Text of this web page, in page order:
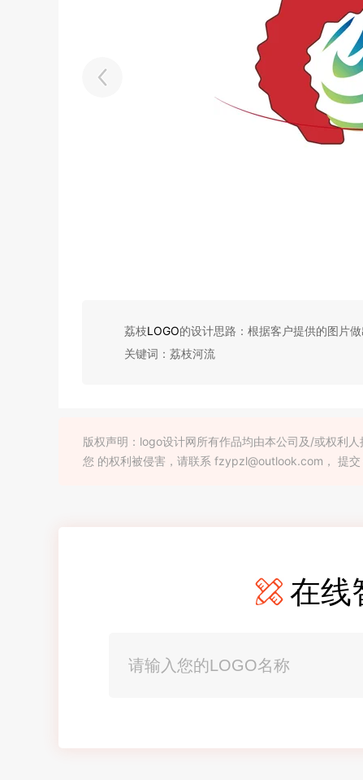
荔枝LOGO的设计思路：根据客户提供的图片
关键词：荔枝河流
版权声明：logo设计网所有作品均由本公司及/或权利
您 的权利被侵害，请联系 fzypzl@outlook.com， 提交
在线